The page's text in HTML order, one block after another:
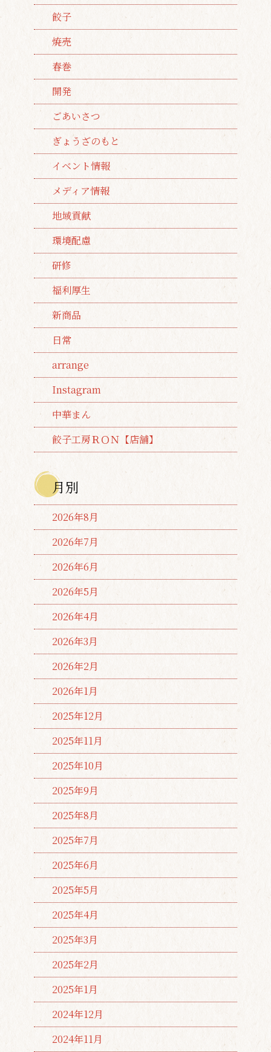
餃子
焼売
春巻
開発
ごあいさつ
ぎょうざのもと
イベント情報
メディア情報
地域貢献
環境配慮
研修
福利厚生
新商品
日常
arrange
Instagram
中華まん
餃子工房ＲＯＮ【店舗】
月別
2026年8月
2026年7月
2026年6月
2026年5月
2026年4月
2026年3月
2026年2月
2026年1月
2025年12月
2025年11月
2025年10月
2025年9月
2025年8月
2025年7月
2025年6月
2025年5月
2025年4月
2025年3月
2025年2月
2025年1月
2024年12月
2024年11月